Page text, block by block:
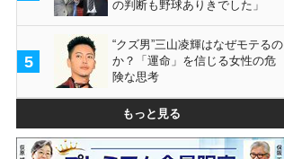
の判断も野球ありきでした」
5
“クズ男”三山凌輝はなぜモテるの
か？「運命」を信じる女性の危
険な思考
もっと見る